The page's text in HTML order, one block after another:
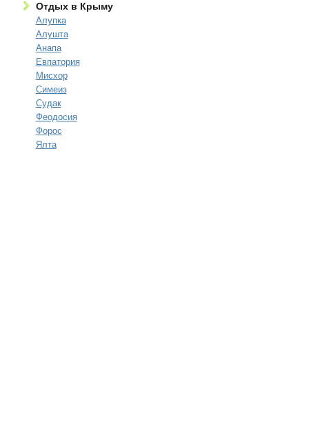
Отдых в Крыму
Алупка
Алушта
Анапа
Евпатория
Мисхор
Симеиз
Судак
Феодосия
Форос
Ялта